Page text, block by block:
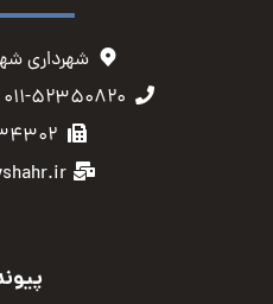
شهرداری
۰۱۱-۵۲۳۵۰۸۲۰ - ۰۱۱-۵۲۳۳۲۲۲۴
۰۱۱-